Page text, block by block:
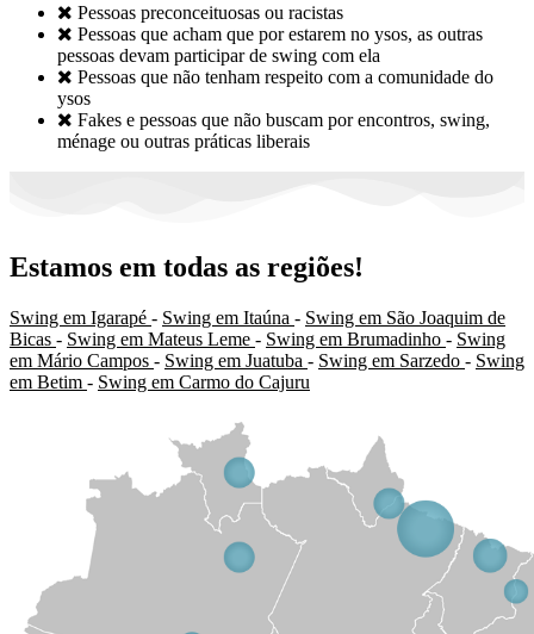
 Pessoas preconceituosas ou racistas
 Pessoas que acham que por estarem no ysos, as outras
pessoas devam participar de swing com ela
 Pessoas que não tenham respeito com a comunidade do
ysos
 Fakes e pessoas que não buscam por encontros, swing,
ménage ou outras práticas liberais
Estamos em todas as regiões!
Swing em Igarapé - Swing em Itaúna - Swing em São Joaquim de
Bicas - Swing em Mateus Leme - Swing em Brumadinho - Swing
em Mário Campos - Swing em Juatuba - Swing em Sarzedo - Swing
em Betim - Swing em Carmo do Cajuru